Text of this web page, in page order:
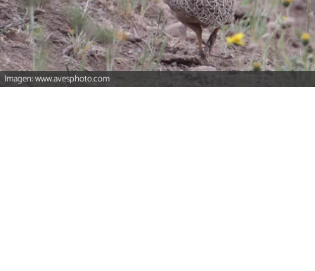
Imagen: www.avesphoto.com